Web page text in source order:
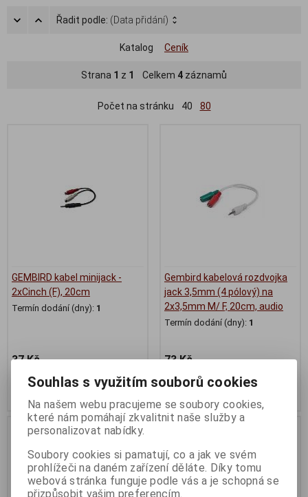
Řadit podle: (Data přidání)
Katalog Ceník
Strana 1 z 1 Celkem 4 záznamů
Počet na stránku 40 80
GEMBIRD kabel minijack -
2xCinch (F), 20cm
Termín dodání (dny): 1
37 Kč
Koupit
Gembird kabelová rozdvojka
jack 3,5mm (4 pólový) na
2x3,5mm M/ F, 20cm, audio
Termín dodání (dny): 1
73 Kč
Souhlas s využitím souborů cookies
Na našem webu pracujeme se soubory cookies,
které nám pomáhají zkvalitnit naše služby a
personalizovat nabídky.
Soubory cookies si pamatují, co a jak ve svém
prohlížeči na daném zařízení děláte. Díky tomu
webová stránka funguje podle vás a je schopná se
přizpůsobit vašim preferencím.